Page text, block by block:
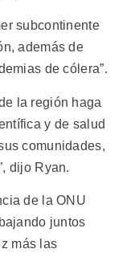
subcontinente
además de
de cólera”.
la región haga
y de salud
comunidades,
dijo Ryan.
de la ONU
juntos
más las